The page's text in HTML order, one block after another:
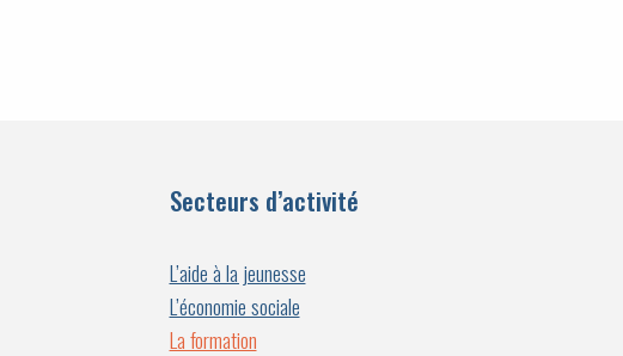
Secteurs d’activité
L’aide à la jeunesse
L’économie sociale
La formation